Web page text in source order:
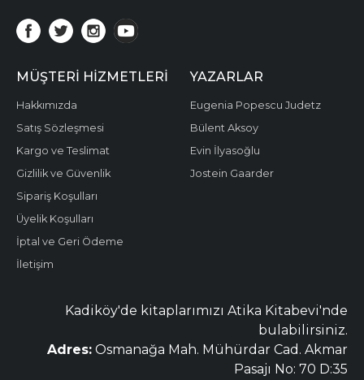
MÜŞTERI HIZMETLERI
Hakkımızda
Satış Sözleşmesi
Kargo ve Teslimat
Gizlilik ve Güvenlik
Sipariş Koşulları
Üyelik Koşulları
İptal ve Geri Ödeme
İletişim
YAZARLAR
Eugenia Popescu Judetz
Bülent Aksoy
Evin İlyasoğlu
Jostein Gaarder
Kadiköy'de kitaplarımızı Atika Kitabevi'nde
bulabilirsiniz.
Adres: Osmanağa Mah. Mühürdar Cad. Akmar
Pasajı No: 70 D:35